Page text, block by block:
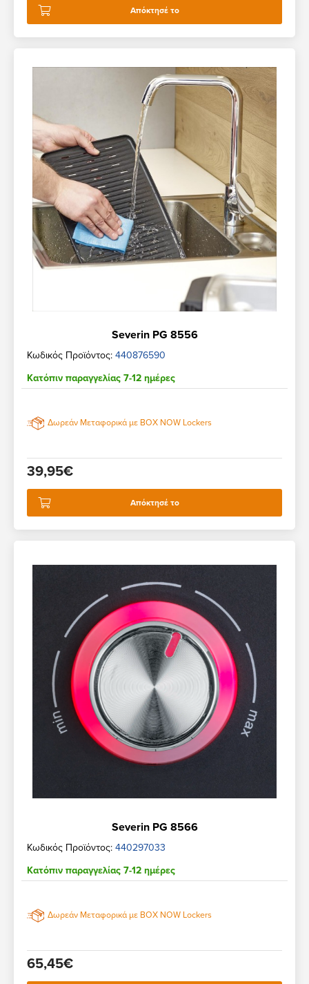
Απόκτησέ το
Severin PG 8556
Κωδικός Προϊόντος: 440876590
Κατόπιν παραγγελίας 7-12 ημέρες
Δωρεάν Μεταφορικά με BOX NOW Lockers
39,95€
Απόκτησέ το
Severin PG 8566
Κωδικός Προϊόντος: 440297033
Κατόπιν παραγγελίας 7-12 ημέρες
Δωρεάν Μεταφορικά με BOX NOW Lockers
65,45€